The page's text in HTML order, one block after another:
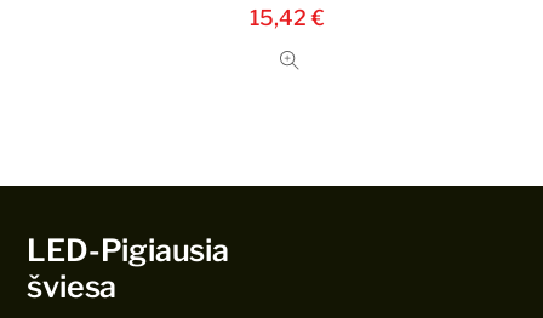
15,42 €
LED-Pigiausia
šviesa